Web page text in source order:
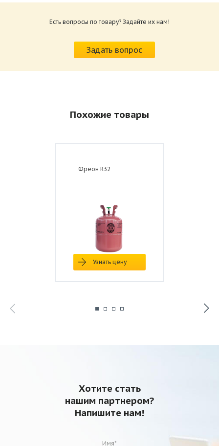
Размер: 3.41 M
Есть вопросы по товару? Задайте их нам!
Задать вопрос
Похожие товары
Фреон R32
Узнать цену
Хотите стать
нашим партнером?
Напишите нам!